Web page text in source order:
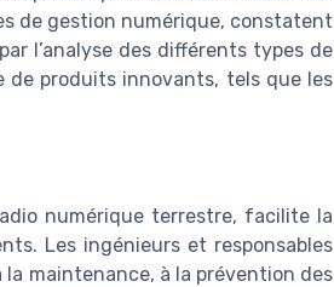
de gestion numérique, constatent
l’analyse des différents types de
de produits innovants, tels que les
numérique terrestre, facilite la
Les ingénieurs et responsables
maintenance, à la prévention des